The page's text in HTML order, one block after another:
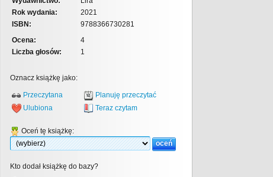
Rok wydania:
2021
ISBN:
9788366730281
Ocena:
4
Liczba głosów:
1
Oznacz książkę jako:
Przeczytana
Planuję przeczytać
Ulubiona
Teraz czytam
Oceń tę książkę:
Kto dodał książkę do bazy?